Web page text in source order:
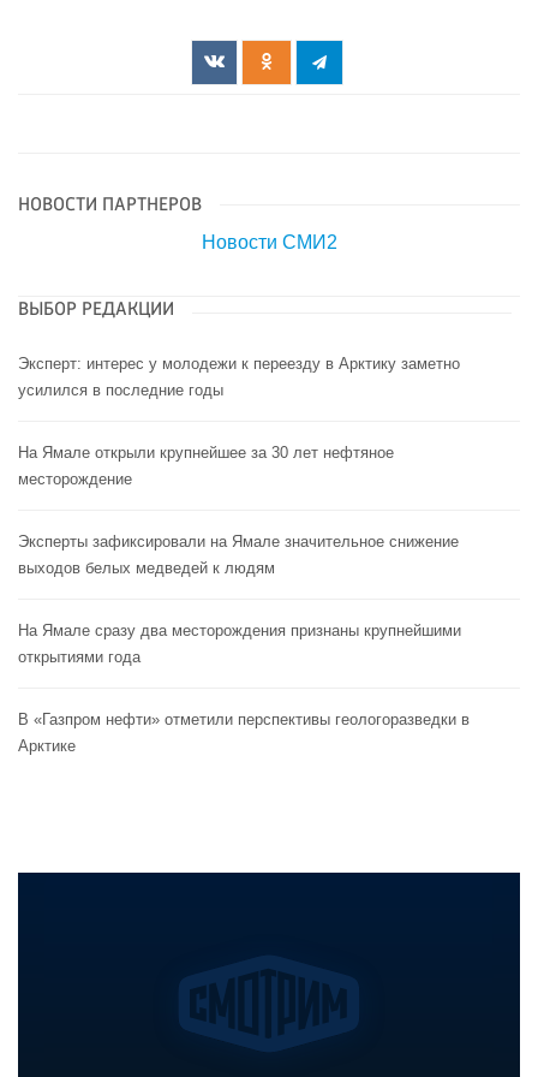
НОВОСТИ ПАРТНЕРОВ
Новости СМИ2
ВЫБОР РЕДАКЦИИ
Эксперт: интерес у молодежи к переезду в Арктику заметно
усилился в последние годы
На Ямале открыли крупнейшее за 30 лет нефтяное
месторождение
Эксперты зафиксировали на Ямале значительное снижение
выходов белых медведей к людям
На Ямале сразу два месторождения признаны крупнейшими
открытиями года
В «Газпром нефти» отметили перспективы геологоразведки в
Арктике